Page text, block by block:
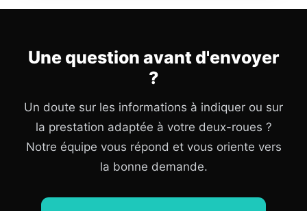
Une question avant d'envoyer
?
Un doute sur les informations à indiquer ou sur
la prestation adaptée à votre deux-roues ?
Notre équipe vous répond et vous oriente vers
la bonne demande.